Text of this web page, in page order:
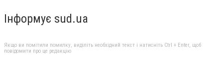
Інформує sud.ua
Якщо ви помітили помилку, виділіть необхідний текст і натисніть Ctrl + Enter, щоб
повідомити про це редакцію